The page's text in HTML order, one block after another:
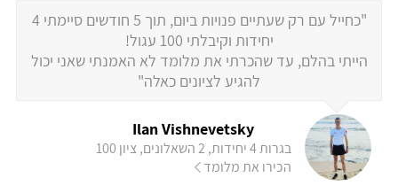
"כחייל עם רק שעתיים פנויות ביום, תוך 5 חודשים סיימתי 4
יחידות וקיבלתי 100 עגול!
הייתי בהלם, עד שהכרתי את מלומד לא האמנתי שאני יכול
להגיע לציונים כאלה"
Ilan Vishnevetsky
בגרות 4 יחידות, 2 השאלונים, ציון 100
הכירו את מלומד